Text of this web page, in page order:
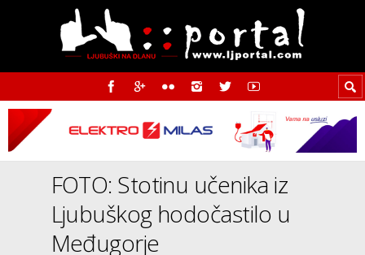
FOTO: Stotinu učenika iz
Ljubuškog hodočastilo u
Međugorje